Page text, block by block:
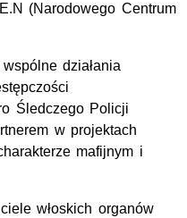
(Narodowego Centrum
działania
Śledczego Policji
w projektach
mafijnym i
włoskich organów